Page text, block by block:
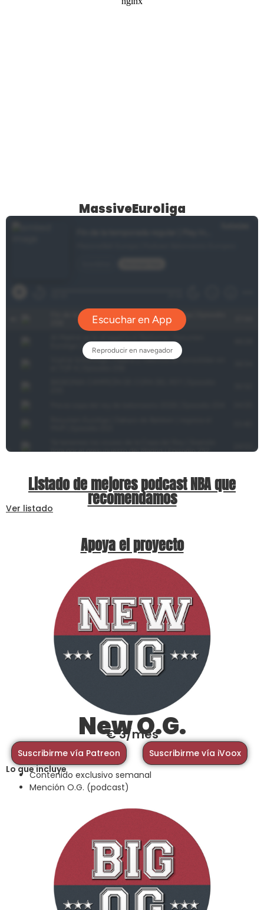
MassiveEuroliga
Listado de mejores podcast NBA que
recomendamos
Ver listado
Apoya el proyecto
New O.G.
€ 3/mes
Suscribirme vía Patreon
Suscribirme vía iVoox
Lo que incluye
Contenido exclusivo semanal
Mención O.G. (podcast)